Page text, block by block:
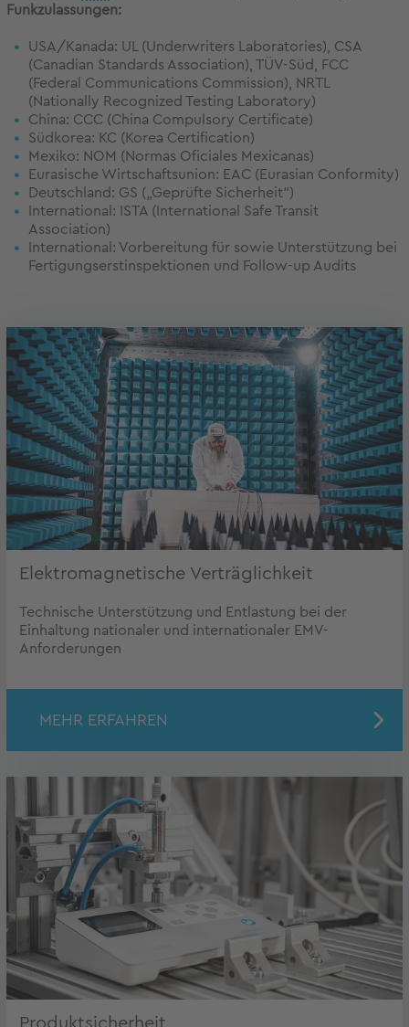
Funkzulassungen:
USA/Kanada: UL (Underwriters Laboratories), CSA
(Canadian Standards Association), TÜV-Süd, FCC
(Federal Communications Commission), NRTL
(Nationally Recognized Testing Laboratory)
China: CCC (China Compulsory Certificate)
Südkorea: KC (Korea Certification)
Mexiko: NOM (Normas Oficiales Mexicanas)
Eurasische Wirtschaftsunion: EAC (Eurasian Conformity)
Deutschland: GS („Geprüfte Sicherheit“)
International: ISTA (International Safe Transit
Association)
International: Vorbereitung für sowie Unterstützung bei
Fertigungserstinspektionen und Follow-up Audits
Elektromagnetische Verträglichkeit
Technische Unterstützung und Entlastung bei der
Einhaltung nationaler und internationaler EMV-
Anforderungen
MEHR ERFAHREN